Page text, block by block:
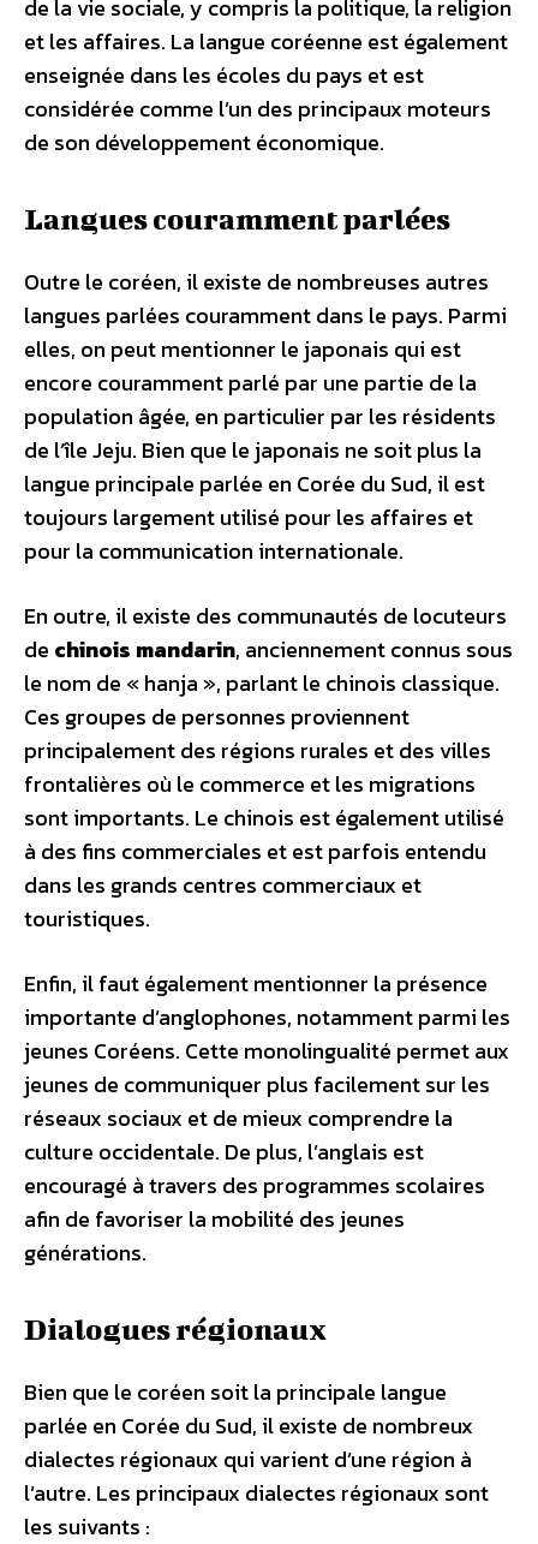
de la vie sociale, y compris la politique, la religion
et les affaires. La langue coréenne est également
enseignée dans les écoles du pays et est
considérée comme l’un des principaux moteurs
de son développement économique.
Langues couramment parlées
Outre le coréen, il existe de nombreuses autres
langues parlées couramment dans le pays. Parmi
elles, on peut mentionner le japonais qui est
encore couramment parlé par une partie de la
population âgée, en particulier par les résidents
de l’île Jeju. Bien que le japonais ne soit plus la
langue principale parlée en Corée du Sud, il est
toujours largement utilisé pour les affaires et
pour la communication internationale.
En outre, il existe des communautés de locuteurs
de chinois mandarin, anciennement connus sous
le nom de « hanja », parlant le chinois classique.
Ces groupes de personnes proviennent
principalement des régions rurales et des villes
frontalières où le commerce et les migrations
sont importants. Le chinois est également utilisé
à des fins commerciales et est parfois entendu
dans les grands centres commerciaux et
touristiques.
Enfin, il faut également mentionner la présence
importante d’anglophones, notamment parmi les
jeunes Coréens. Cette monolingualité permet aux
jeunes de communiquer plus facilement sur les
réseaux sociaux et de mieux comprendre la
culture occidentale. De plus, l’anglais est
encouragé à travers des programmes scolaires
afin de favoriser la mobilité des jeunes
générations.
Dialogues régionaux
Bien que le coréen soit la principale langue
parlée en Corée du Sud, il existe de nombreux
dialectes régionaux qui varient d’une région à
l’autre. Les principaux dialectes régionaux sont
les suivants :